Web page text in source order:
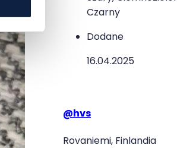
Czarny
Dodane
16.04.2025
@hvs
Rovaniemi, Finlandia